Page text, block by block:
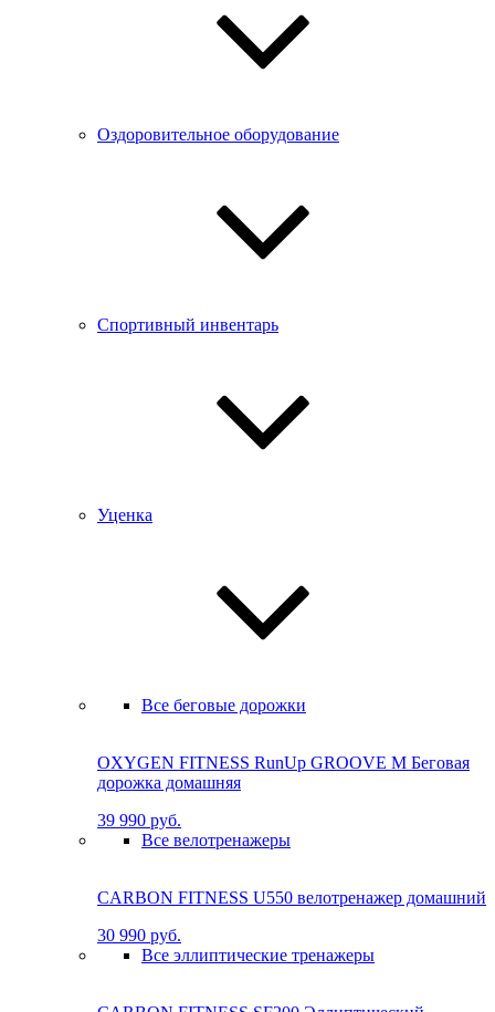
Оздоровительное оборудование
Спортивный инвентарь
Уценка
Все беговые дорожки
OXYGEN FITNESS RunUp GROOVE M Бе­го­вая
до­рож­ка до­маш­няя
39 990 руб.
Все велотренажеры
CARBON FITNESS U550 велотренажер домашний
30 990 руб.
Все эллиптические тренажеры